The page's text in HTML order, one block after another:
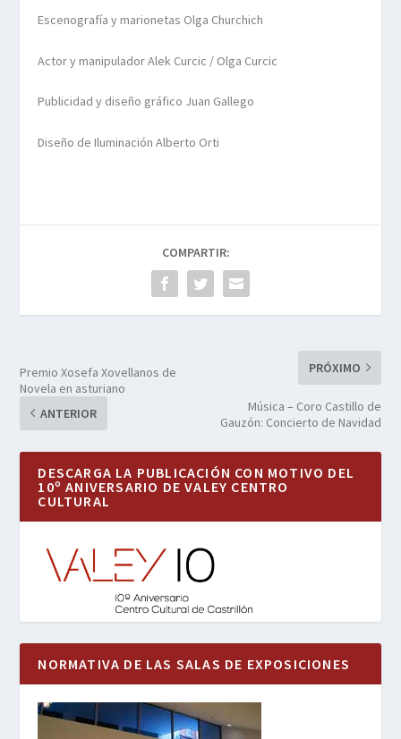
Escenografía y marionetas Olga Churchich
Actor y manipulador Alek Curcic / Olga Curcic
Publicidad y diseño gráfico Juan Gallego
Diseño de Iluminación Alberto Orti
COMPARTIR:
Premio Xosefa Xovellanos de
Novela en asturiano
ANTERIOR
PRÓXIMO
Música – Coro Castillo de
Gauzón: Concierto de Navidad
DESCARGA LA PUBLICACIÓN CON MOTIVO DEL
10º ANIVERSARIO DE VALEY CENTRO
CULTURAL
NORMATIVA DE LAS SALAS DE EXPOSICIONES